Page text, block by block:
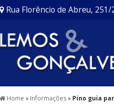
Rua Florêncio de Abreu, 251/
Home » Informações» Pino guia